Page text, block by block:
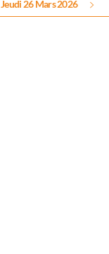
Jeudi 26 Mars 2026